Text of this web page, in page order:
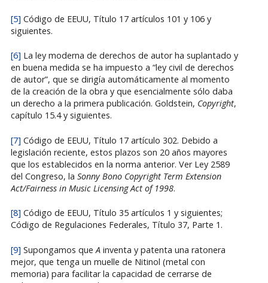
[5] Código de EEUU, Título 17 artículos 101 y 106 y
siguientes.
[6] La ley moderna de derechos de autor ha suplantado y
en buena medida se ha impuesto a “ley civil de derechos
de autor”, que se dirigía automáticamente al momento
de la creación de la obra y que esencialmente sólo daba
un derecho a la primera publicación. Goldstein, Copyright,
capítulo 15.4 y siguientes.
[7] Código de EEUU, Título 17 artículo 302. Debido a
legislación reciente, estos plazos son 20 años mayores
que los establecidos en la norma anterior. Ver Ley 2589
del Congreso, la Sonny BonoCopyright Term Extension
Act/Fairness in Music Licensing Act of 1998.
[8] Código de EEUU, Título 35 artículos 1 y siguientes;
Código de Regulaciones Federales, Título 37, Parte 1.
[9] Supongamos queAinventa y patenta una ratonera
mejor, que tenga un muelle de Nitinol (metal con
memoria) para facilitar la capacidad de cerrarse de